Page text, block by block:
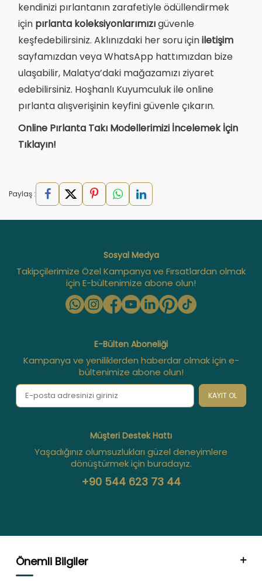
kendinizi pırlantanın zarafetiyle ödüllendirmek
için pırlanta koleksiyonlarımızıgüvenle
keşfedebilirsiniz. Aklınızdaki her soru içiniletişim
sayfamızdan veya WhatsApp hattımızdan bize
ulaşabilir, Malatya’daki mağazamızı ziyaret
edebilirsiniz. Hoşhanlı Kuyumculuk ile online
pırlanta alışverişinin keyfini güvenle çıkarın.
Online Pırlanta Takı Modellerimizi İncelemek İçin
Tıklayın!
Paylaş :
Sosyal Medya
Takipçilerimize Özel Kampanya ve Fırsatlardan olmak
için E-bültenimize abone olun!
E-Bülten Aboneliği
Kampanya ve yeniliklerden haberdar olmak için e-
bültenimize abone olun!
KAYIT OL
Müşteri Destek Hattı
Yaşadığınız olumsuzlukları güzel deneyimlere
dönüştürmek için buradayız.
+90 544 623 73 44
Önemli Bilgiler